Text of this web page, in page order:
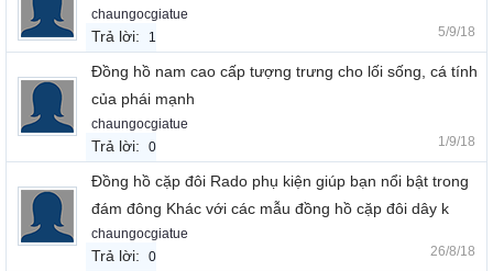
chaungocgiatue
Trả lời: 1 5/9/18
Đồng hồ nam cao cấp tượng trưng cho lối sống, cá tính
của phái mạnh
chaungocgiatue
Trả lời: 0 1/9/18
Đồng hồ cặp đôi Rado phụ kiện giúp bạn nổi bật trong
đám đông Khác với các mẫu đồng hồ cặp đôi dây k
chaungocgiatue
Trả lời: 0 26/8/18